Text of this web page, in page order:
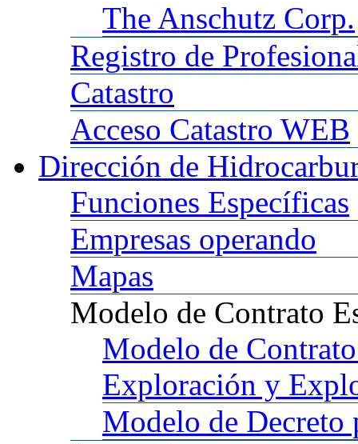
The Anschutz Corp.
Registro de
Catastro
Acceso Catastro WEB
Dirección de
Funciones Específicas
Empresas operando
Mapas
Modelo de Contrato
Modelo de
Exploración y
Modelo de Decreto